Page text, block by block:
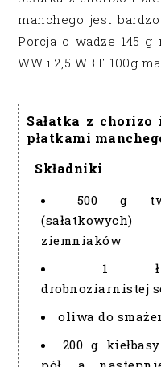
manchego jest
Porcja o wadze 145
WW i 2,5 WBT. 100g
Sałatka z
płatkami
Składniki
500 g
(sałatkowych)
ziemniaków
1
drobnoziarnistej
oliwa do
200 g